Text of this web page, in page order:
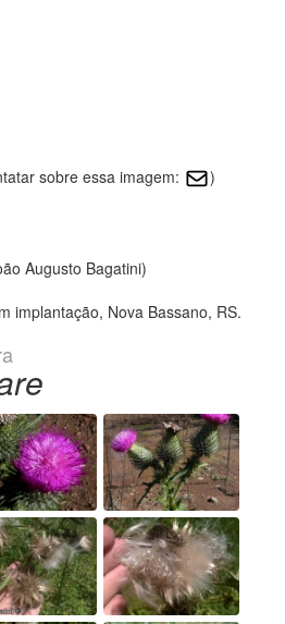
sobre essa imagem:
)
Augusto Bagatini)
implantação, Nova Bassano, RS.